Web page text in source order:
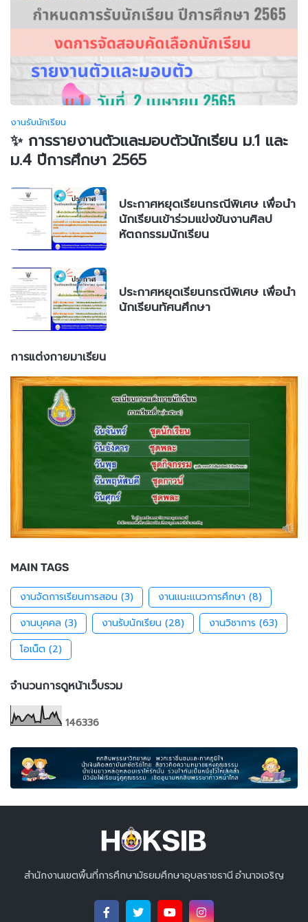
งานรับนักเรียน
✨ การรายงานตัวและมอบตัวนักเรียน ม.1 และ
ม.4 ปีการศึกษา 2565
ประกาศหยุดเรียนกรณีพิเศษ เพื่อนำ
นักเรียนเข้าร่วมแข่งขันงานศิลป
หัตถกรรมนักเรียน
ประกาศหยุดเรียนกรณีพิเศษ เพื่อนำ
นักเรียนทัศนศึกษา
การแต่งกายมาเรียน
MAIN TAGS
งานจัดการเรียนการสอน (3) งานแนะแนวการศึกษา (8)
งานบุคคล (3) งานรับนักเรียน (28) งานวิชาการ (63)
โอเน็ต (2)
จำนวนการดูหน้าเว็บรวม
146336
สำนักงานเขตพื้นที่การศึกษามัธยมศึกษาอุบลราชธานี อำนาจเจริญ